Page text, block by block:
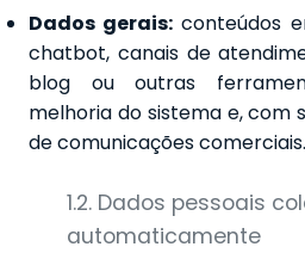
Dados gerais: conteúdos
chatbot, canais de
blog ou outras
melhoria do sistema e, com
de comunicações comerciais.
1.2. Dados pessoais
automaticamente